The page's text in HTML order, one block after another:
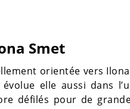
Smet
orientée vers
évolue elle aussi dans
défilés pour de